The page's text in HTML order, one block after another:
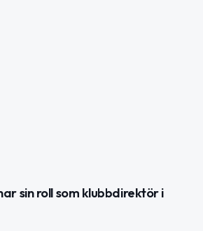
sin roll som klubbdirektör i